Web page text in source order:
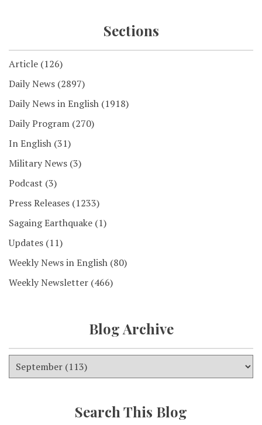
Sections
Article (126)
Daily News (2897)
Daily News in English (1918)
Daily Program (270)
In English (31)
Military News (3)
Podcast (3)
Press Releases (1233)
Sagaing Earthquake (1)
Updates (11)
Weekly News in English (80)
Weekly Newsletter (466)
Blog Archive
Search This Blog